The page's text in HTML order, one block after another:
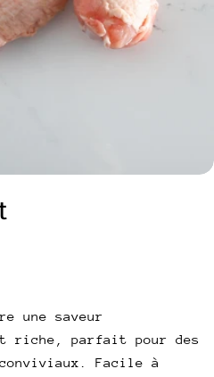
une saveur
riche, parfait pour des
Facile à